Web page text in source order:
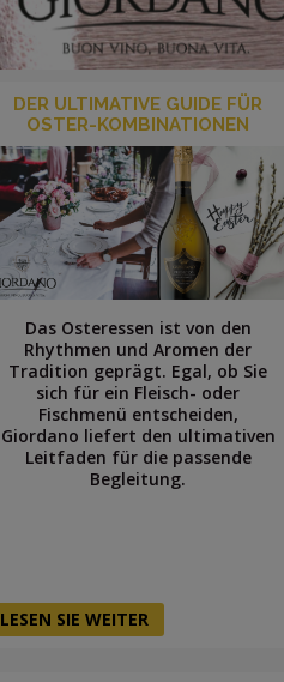
DER ULTIMATIVE GUIDE FÜR
OSTER-KOMBINATIONEN
Das Osteressen ist von den
Rhythmen und Aromen der
Tradition geprägt. Egal, ob Sie
sich für ein Fleisch- oder
Fischmenü entscheiden,
Giordano liefert den ultimativen
Leitfaden für die passende
Begleitung.
LESEN SIE WEITER